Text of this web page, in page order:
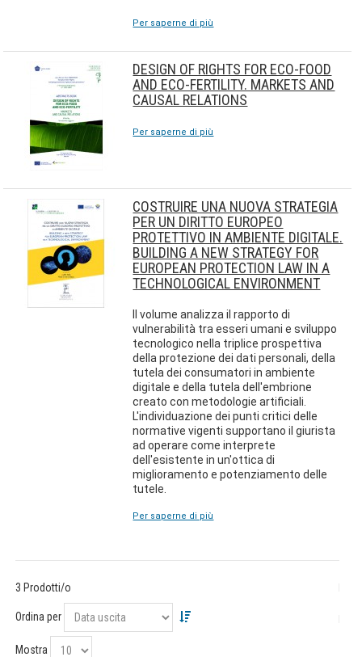
Per saperne di più
DESIGN OF RIGHTS FOR ECO-FOOD
AND ECO-FERTILITY. MARKETS AND
CAUSAL RELATIONS
Per saperne di più
COSTRUIRE UNA NUOVA STRATEGIA
PER UN DIRITTO EUROPEO
PROTETTIVO IN AMBIENTE DIGITALE.
BUILDING A NEW STRATEGY FOR
EUROPEAN PROTECTION LAW IN A
TECHNOLOGICAL ENVIRONMENT
Il volume analizza il rapporto di
vulnerabilità tra esseri umani e sviluppo
tecnologico nella triplice prospettiva
della protezione dei dati personali, della
tutela dei consumatori in ambiente
digitale e della tutela dell'embrione
creato con metodologie artificiali.
L'individuazione dei punti critici delle
normative vigenti supportano il giurista
ad operare come interprete
dell'esistente in un'ottica di
miglioramento e potenziamento delle
tutele.
Per saperne di più
3 Prodotti/o
Ordina per
Mostra